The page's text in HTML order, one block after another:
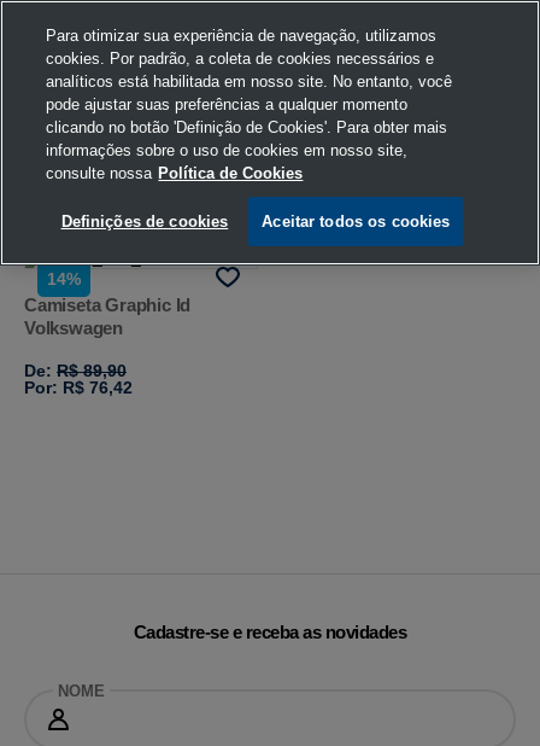
Home Volkswagen Vestuário Camiseta
Volkswagen
Mostarda
602
14%
Camiseta Graphic Id
Volkswagen
De: R$ 89,90
Por: R$ 76,42
Cadastre-se e receba as novidades
NOME
Para otimizar sua experiência de navegação, utilizamos
cookies. Por padrão, a coleta de cookies necessários e
analíticos está habilitada em nosso site. No entanto, você
pode ajustar suas preferências a qualquer momento
clicando no botão 'Definição de Cookies'. Para obter mais
informações sobre o uso de cookies em nosso site,
consulte nossa Política de Cookies
Definições de cookies Aceitar todos os cookies